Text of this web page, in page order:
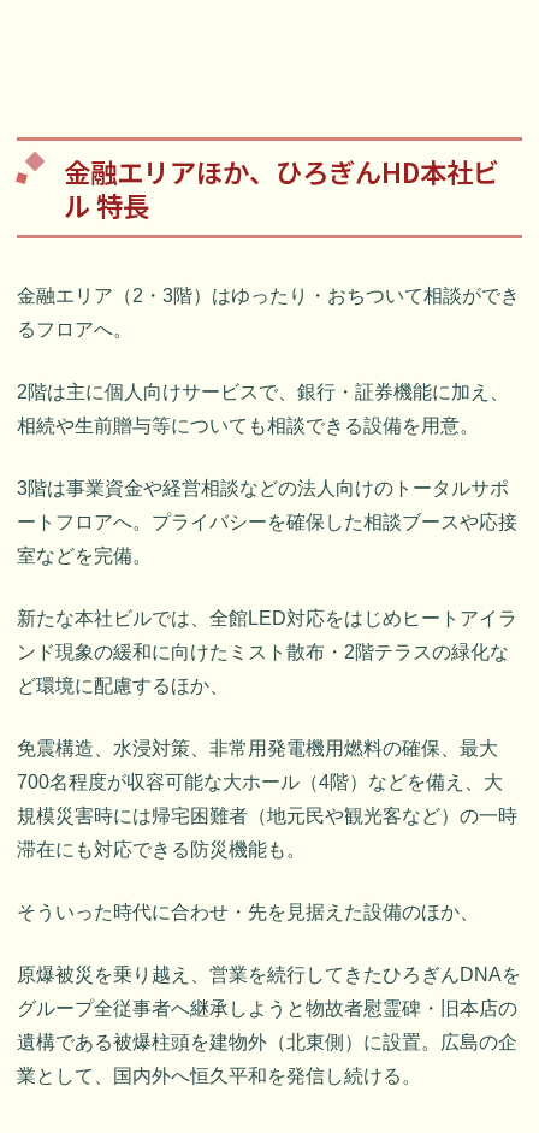
金融エリアほか、ひろぎんHD本社ビ
ル 特長
金融エリア（2・3階）はゆったり・おちついて相談ができ
るフロアへ。
2階は主に個人向けサービスで、銀行・証券機能に加え、
相続や生前贈与等についても相談できる設備を用意。
3階は事業資金や経営相談などの法人向けのトータルサポ
ートフロアへ。プライバシーを確保した相談ブースや応接
室などを完備。
新たな本社ビルでは、全館LED対応をはじめヒートアイラ
ンド現象の緩和に向けたミスト散布・2階テラスの緑化な
ど環境に配慮するほか、
免震構造、水浸対策、非常用発電機用燃料の確保、最大
700名程度が収容可能な大ホール（4階）などを備え、大
規模災害時には帰宅困難者（地元民や観光客など）の一時
滞在にも対応できる防災機能も。
そういった時代に合わせ・先を見据えた設備のほか、
原爆被災を乗り越え、営業を続行してきたひろぎんDNAを
グループ全従事者へ継承しようと物故者慰霊碑・旧本店の
遺構である被爆柱頭を建物外（北東側）に設置。広島の企
業として、国内外へ恒久平和を発信し続ける。